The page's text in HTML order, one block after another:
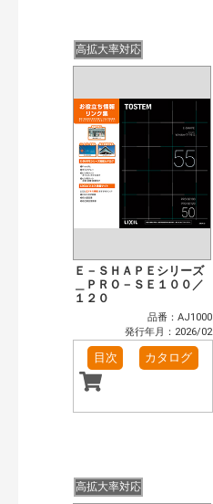
高拡大率対応
Ｅ－ＳＨＡＰＥシリーズ
＿ＰＲＯ－ＳＥ１００／
１２０
品番：AJ1000
発行年月：2026/02
目次 カタログ
高拡大率対応